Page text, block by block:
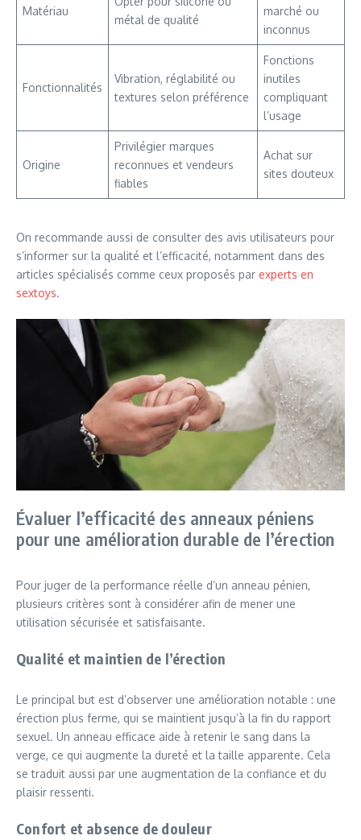
Matériau
métal de qualité
marché ou
inconnus
Fonctionnalités
Vibration, réglabilité ou
textures selon préférence
Fonctions
inutiles
compliquant
l’usage
Origine
Privilégier marques
reconnues et vendeurs
fiables
Achat sur
sites douteux
On recommande aussi de consulter des avis utilisateurs pour
s’informer sur la qualité et l’efficacité, notamment dans des
articles spécialisés comme ceux proposés par experts en
sextoys.
Évaluer l’efficacité des anneaux péniens
pour une amélioration durable de l’érection
Pour juger de la performance réelle d’un anneau pénien,
plusieurs critères sont à considérer afin de mener une
utilisation sécurisée et satisfaisante.
Qualité et maintien de l’érection
Le principal but est d’observer une amélioration notable : une
érection plus ferme, qui se maintient jusqu’à la fin du rapport
sexuel. Un anneau efficace aide à retenir le sang dans la
verge, ce qui augmente la dureté et la taille apparente. Cela
se traduit aussi par une augmentation de la confiance et du
plaisir ressenti.
Confort et absence de douleur